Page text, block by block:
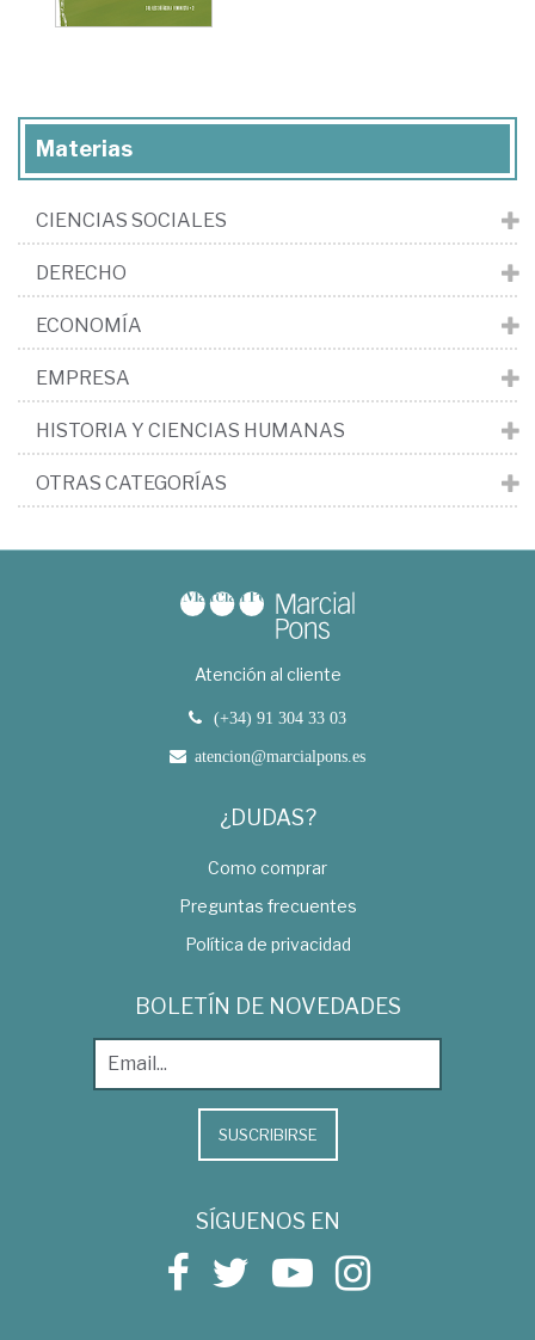
Materias
CIENCIAS SOCIALES
DERECHO
ECONOMÍA
EMPRESA
HISTORIA Y CIENCIAS HUMANAS
OTRAS CATEGORÍAS
Atención al cliente
(+34) 91 304 33 03
atencion@marcialpons.es
¿DUDAS?
Como comprar
Preguntas frecuentes
Política de privacidad
BOLETÍN DE NOVEDADES
SUSCRIBIRSE
SÍGUENOS EN